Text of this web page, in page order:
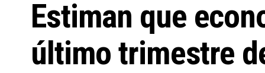
Estiman que
último trimestre